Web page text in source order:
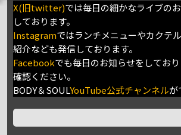
X(旧twitter)では毎日の細かなライブの
しております。
Instagramではランチメニューやカクテ
紹介なども発信しております。
Facebookでも毎日のお知らせをしてお
確認ください。
BODY＆SOULYouTube公式チャンネルが